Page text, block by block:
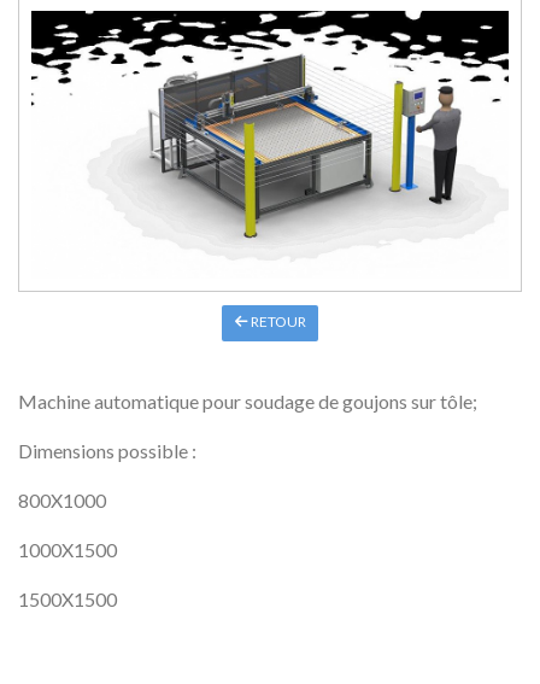
RETOUR
Machine automatique pour soudage de goujons sur tôle;
Dimensions possible :
800X1000
1000X1500
1500X1500